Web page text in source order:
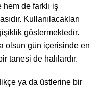
de farklı iş
Kullanılacakları
göstermektedir.
olsun gün içerisinde en
tanesi de halılardır.
ya da üstlerine bir